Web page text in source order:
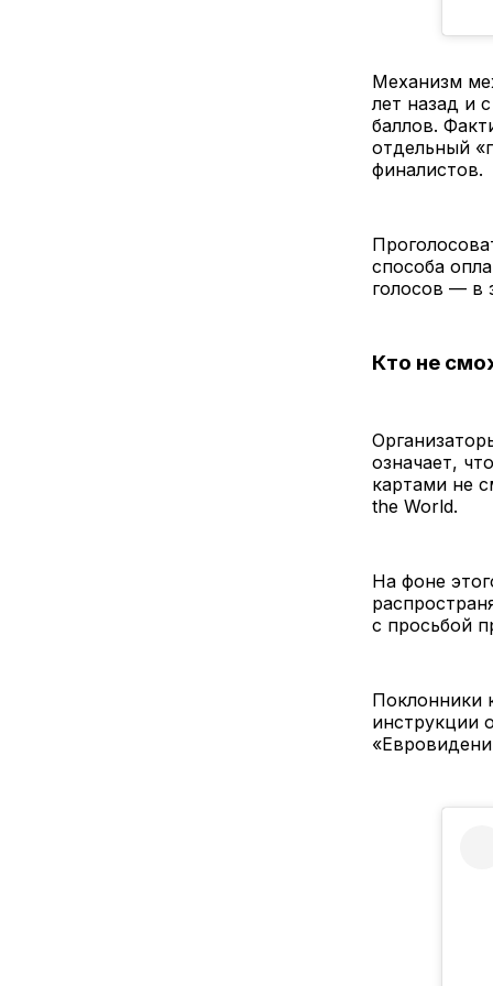
Механизм
лет назад и
баллов.
отдельный
финалистов.
способа
голосов — в
Кто не
означает,
картами не
the World.
На фоне
с просьбой
Поклонники
инструкции